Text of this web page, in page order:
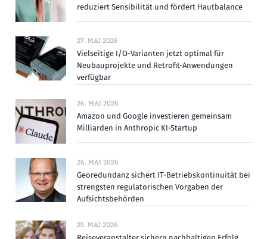
reduziert Sensibilität und fördert Hautbalance
27. MAI 2026
Vielseitige I/O-Varianten jetzt optimal für
Neubauprojekte und Retrofit-Anwendungen
verfügbar
26. MAI 2026
Amazon und Google investieren gemeinsam
Milliarden in Anthropic KI-Startup
26. MAI 2026
Georedundanz sichert IT-Betriebskontinuität bei
strengsten regulatorischen Vorgaben der
Aufsichtsbehörden
25. MAI 2026